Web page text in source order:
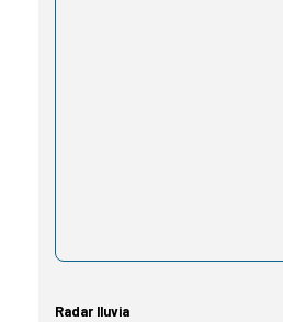
Radar lluvia